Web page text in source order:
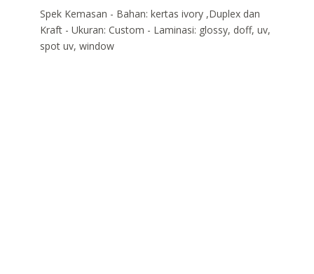
Spek Kemasan - Bahan: kertas ivory ,Duplex dan
Kraft - Ukuran: Custom - Laminasi: glossy, doff, uv,
spot uv, window